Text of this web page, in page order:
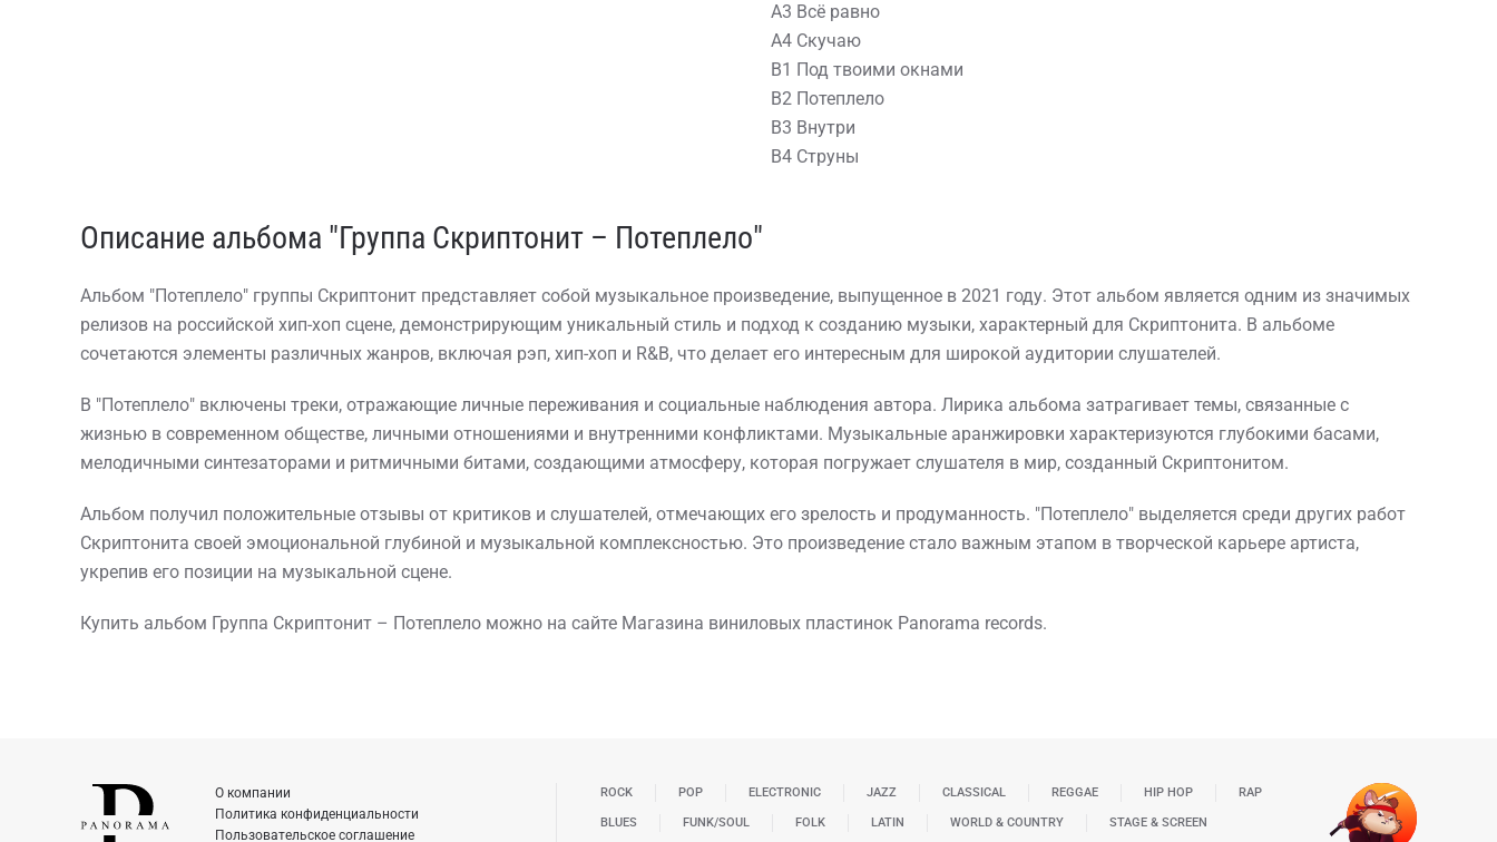
A3 Всё равно
A4 Скучаю
B1 Под твоими окнами
B2 Потеплело
B3 Внутри
B4 Струны
Описание альбома "Группа Скриптонит – Потеплело"
Альбом "Потеплело" группы Скриптонит представляет собой музыкальное произведение, выпущенное в 2021 году. Этот альбом является одним из значимых
релизов на российской хип-хоп сцене, демонстрирующим уникальный стиль и подход к созданию музыки, характерный для Скриптонита. В альбоме
сочетаются элементы различных жанров, включая рэп, хип-хоп и R&B, что делает его интересным для широкой аудитории слушателей.
В "Потеплело" включены треки, отражающие личные переживания и социальные наблюдения автора. Лирика альбома затрагивает темы, связанные с
жизнью в современном обществе, личными отношениями и внутренними конфликтами. Музыкальные аранжировки характеризуются глубокими басами,
мелодичными синтезаторами и ритмичными битами, создающими атмосферу, которая погружает слушателя в мир, созданный Скриптонитом.
Альбом получил положительные отзывы от критиков и слушателей, отмечающих его зрелость и продуманность. "Потеплело" выделяется среди других работ
Скриптонита своей эмоциональной глубиной и музыкальной комплексностью. Это произведение стало важным этапом в творческой карьере артиста,
укрепив его позиции на музыкальной сцене.
Купить альбом Группа Скриптонит – Потеплело можно на сайте Магазина виниловых пластинок Panorama records.
О компании
Политика конфиденциальности
Пользовательское соглашение
ROCK POP ELECTRONIC JAZZ CLASSICAL REGGAE HIP HOP RAP
BLUES FUNK/SOUL FOLK LATIN WORLD & COUNTRY STAGE & SCREEN